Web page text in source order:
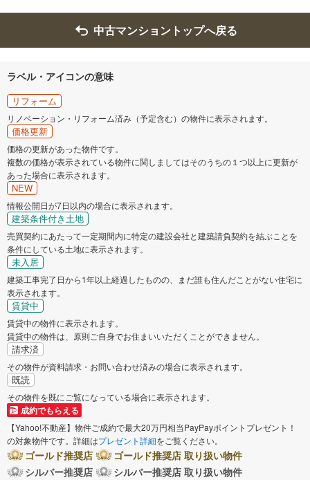
中古マンショントップへ戻る
ラベル・アイコンの意味
リフォーム
リノベーション・リフォーム済み（予定含む）の物件に表示されます。
価格更新
価格の更新があった物件です。
複数の価格が表示されている物件に関しましてはそのうちの１つ以上に更新が
あった場合に表示されます。
NEW
情報公開日が7日以内の場合に表示されます。
建築条件付き土地
売買契約にあたって一定期間内に特定の建設会社と建築請負契約を結ぶことを
条件にしている土地に表示されます。
未入居
建築工事完了日から1年以上経過したものの、まだ誰も住んだことがない住宅に
表示されます。
賃貸中
賃貸中の物件に表示されます。
賃貸中の物件は、原則ご自身でお住まいいただくことができません。
請求済
その物件が資料請求・お問い合わせ済みの場合に表示されます。
既読
その物件を既にご覧になっている場合に表示されます。
成約でもらえる
【Yahoo!不動産】物件ご成約で最大20万円相当PayPayポイントプレゼント！
の対象物件です。詳細はプレゼント詳細をご覧ください。
ゴールド推奨店
ゴールド推奨店 取り扱い物件
シルバー推奨店
シルバー推奨店 取り扱い物件